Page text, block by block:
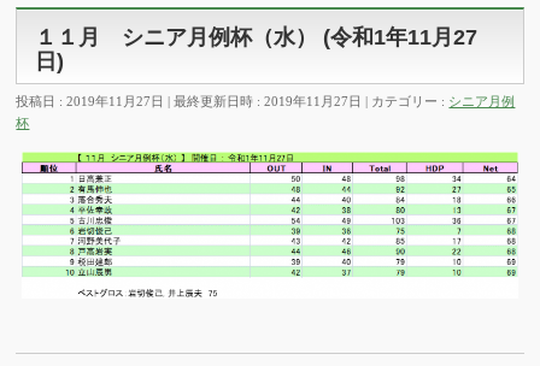
１１月 シニア月例杯（水） (令和1年11月27
日)
投稿日 : 2019年11月27日 最終更新日時 : 2019年11月27日 カテゴリー : シニア月例
杯